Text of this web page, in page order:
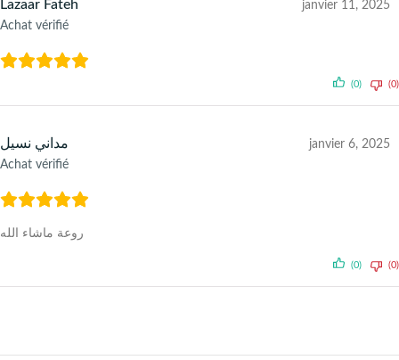
Lazaar Fateh
Achat vérifié
janvier 11, 2025
(0) (0)
مداني نسيل
Achat vérifié
janvier 6, 2025
روعة ماشاء الله
(0) (0)